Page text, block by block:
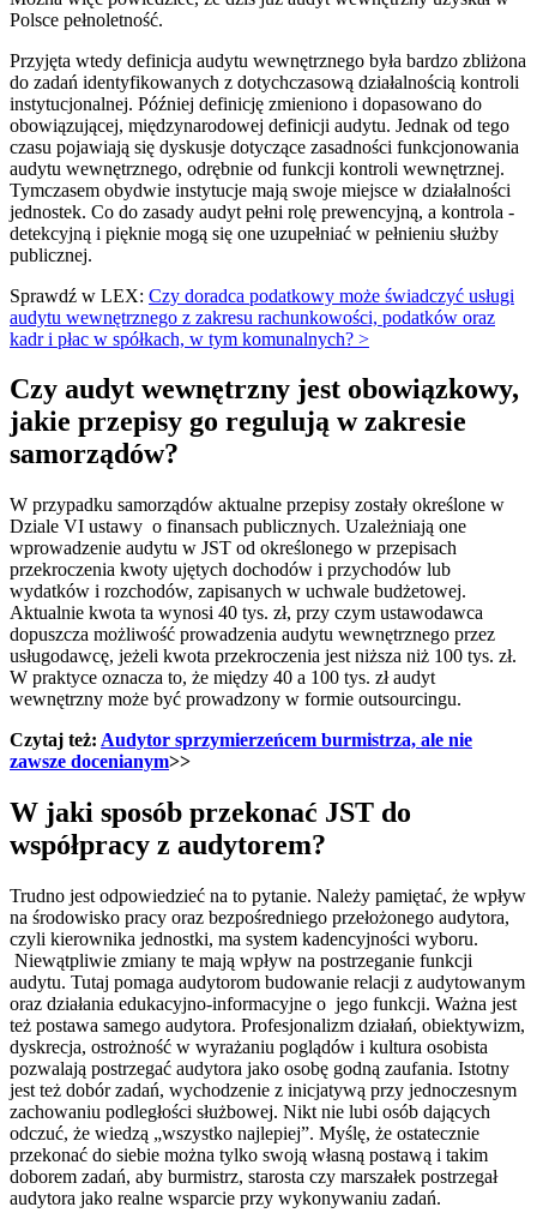
Polsce pełnoletność.
Przyjęta wtedy definicja audytu wewnętrznego była bardzo zbliżona
do zadań identyfikowanych z dotychczasową działalnością kontroli
instytucjonalnej. Później definicję zmieniono i dopasowano do
obowiązującej, międzynarodowej definicji audytu. Jednak od tego
czasu pojawiają się dyskusje dotyczące zasadności funkcjonowania
audytu wewnętrznego, odrębnie od funkcji kontroli wewnętrznej.
Tymczasem obydwie instytucje mają swoje miejsce w działalności
jednostek. Co do zasady audyt pełni rolę prewencyjną, a kontrola -
detekcyjną i pięknie mogą się one uzupełniać w pełnieniu służby
publicznej.
Sprawdź w LEX: Czy doradca podatkowy może świadczyć usługi
audytu wewnętrznego z zakresu rachunkowości, podatków oraz
kadr i płac w spółkach, w tym komunalnych? >
Czy audyt wewnętrzny jest obowiązkowy,
jakie przepisy go regulują w zakresie
samorządów?
W przypadku samorządów aktualne przepisy zostały określone w
Dziale VI ustawy o finansach publicznych. Uzależniają one
wprowadzenie audytu w JST od określonego w przepisach
przekroczenia kwoty ujętych dochodów i przychodów lub
wydatków i rozchodów, zapisanych w uchwale budżetowej.
Aktualnie kwota ta wynosi 40 tys. zł, przy czym ustawodawca
dopuszcza możliwość prowadzenia audytu wewnętrznego przez
usługodawcę, jeżeli kwota przekroczenia jest niższa niż 100 tys. zł.
W praktyce oznacza to, że między 40 a 100 tys. zł audyt
wewnętrzny może być prowadzony w formie outsourcingu.
Czytaj też: Audytor sprzymierzeńcem burmistrza, ale nie
zawsze docenianym>>
W jaki sposób przekonać JST do
współpracy z audytorem?
Trudno jest odpowiedzieć na to pytanie. Należy pamiętać, że wpływ
na środowisko pracy oraz bezpośredniego przełożonego audytora,
czyli kierownika jednostki, ma system kadencyjności wyboru.
Niewątpliwie zmiany te mają wpływ na postrzeganie funkcji
audytu. Tutaj pomaga audytorom budowanie relacji z audytowanym
oraz działania edukacyjno-informacyjne o jego funkcji. Ważna jest
też postawa samego audytora. Profesjonalizm działań, obiektywizm,
dyskrecja, ostrożność w wyrażaniu poglądów i kultura osobista
pozwalają postrzegać audytora jako osobę godną zaufania. Istotny
jest też dobór zadań, wychodzenie z inicjatywą przy jednoczesnym
zachowaniu podległości służbowej. Nikt nie lubi osób dających
odczuć, że wiedzą „wszystko najlepiej”. Myślę, że ostatecznie
przekonać do siebie można tylko swoją własną postawą i takim
doborem zadań, aby burmistrz, starosta czy marszałek postrzegał
audytora jako realne wsparcie przy wykonywaniu zadań.